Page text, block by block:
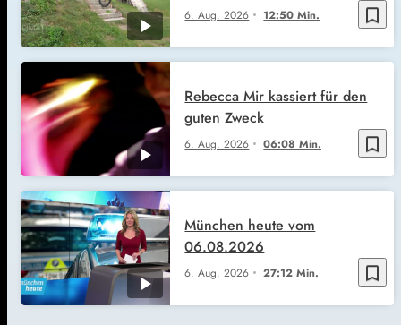
bookmark_border
6. Aug. 2026 12:50 Min.
bookmark_border
6. Aug. 2026 06:08 Min.
Rebecca Mir kassiert für den
guten Zweck
bookmark_border
6. Aug. 2026 27:12 Min.
München heute vom
06.08.2026